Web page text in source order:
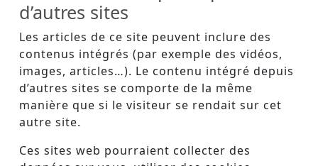
d’autres sites
Les articles de ce site peuvent inclure des
contenus intégrés (par exemple des vidéos,
images, articles…). Le contenu intégré depuis
d’autres sites se comporte de la même
manière que si le visiteur se rendait sur cet
autre site.
Ces sites web pourraient collecter des